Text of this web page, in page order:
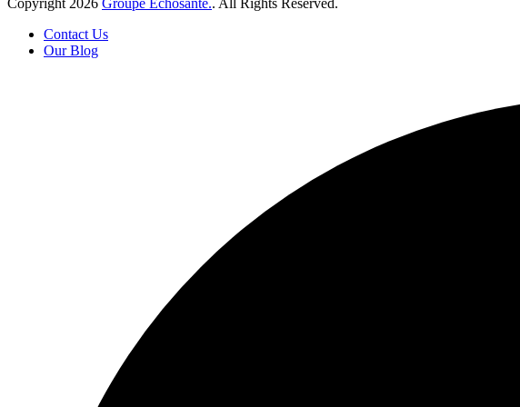
Contact Us
Our Blog